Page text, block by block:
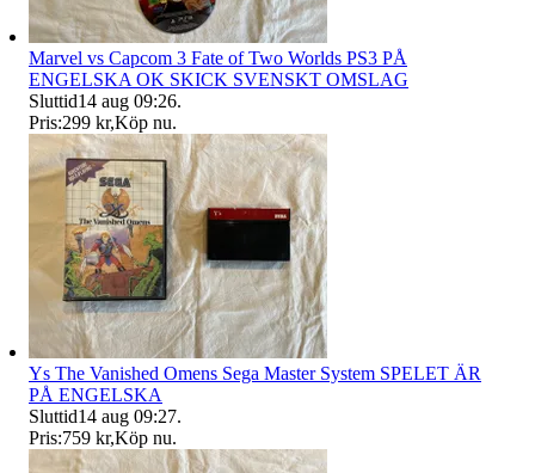
Marvel vs Capcom 3 Fate of Two Worlds PS3 PÅ
ENGELSKA OK SKICK SVENSKT OMSLAG
Sluttid14 aug 09:26.
Pris:299 kr,Köp nu.
Ys The Vanished Omens Sega Master System SPELET ÄR
PÅ ENGELSKA
Sluttid14 aug 09:27.
Pris:759 kr,Köp nu.